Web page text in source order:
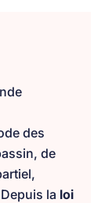
des
de
la loi